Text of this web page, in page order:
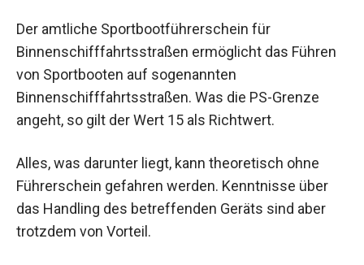
Der amtliche Sportbootführerschein für
Binnenschifffahrtsstraßen ermöglicht das Führen
von Sportbooten auf sogenannten
Binnenschifffahrtsstraßen. Was die PS-Grenze
angeht, so gilt der Wert 15 als Richtwert.
Alles, was darunter liegt, kann theoretisch ohne
Führerschein gefahren werden. Kenntnisse über
das Handling des betreffenden Geräts sind aber
trotzdem von Vorteil.